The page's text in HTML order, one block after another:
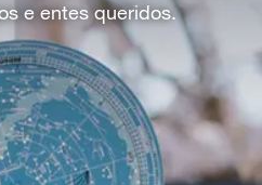
e entes queridos.